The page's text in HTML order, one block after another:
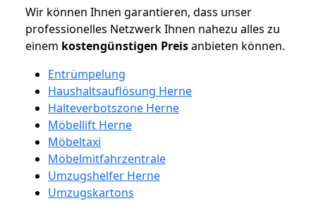
Wir können Ihnen garantieren, dass unser
professionelles Netzwerk Ihnen nahezu alles zu
einem kostengünstigen Preisanbieten können.
Entrümpelung
Haushaltsauflösung Herne
Halteverbotszone Herne
Möbellift Herne
Möbeltaxi
Möbelmitfahrzentrale
Umzugshelfer Herne
Umzugskartons